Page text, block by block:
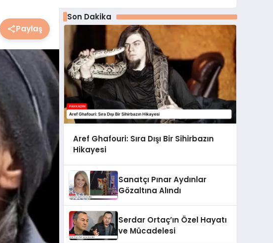
Paylaş
Son Dakika
Aref Ghafouri: Sıra Dışı Bir Sihirbazın
Hikayesi
Sanatçı Pınar Aydınlar
Gözaltına Alındı
Serdar Ortaç’ın Özel Hayatı
ve Mücadelesi